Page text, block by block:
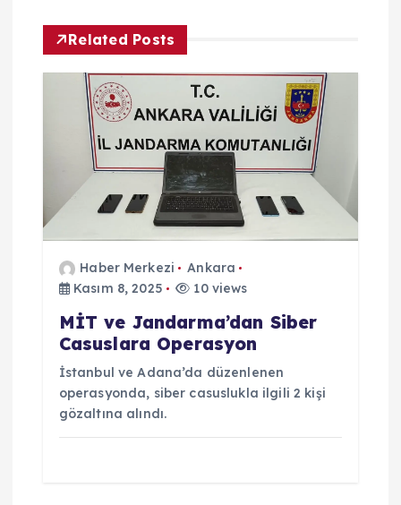
e
z
m
Related Posts
Haber Merkezi
Ankara
Kasım 8, 2025
10 views
MİT ve Jandarma’dan Siber
Casuslara Operasyon
İstanbul ve Adana’da düzenlenen
operasyonda, siber casuslukla ilgili 2 kişi
gözaltına alındı.